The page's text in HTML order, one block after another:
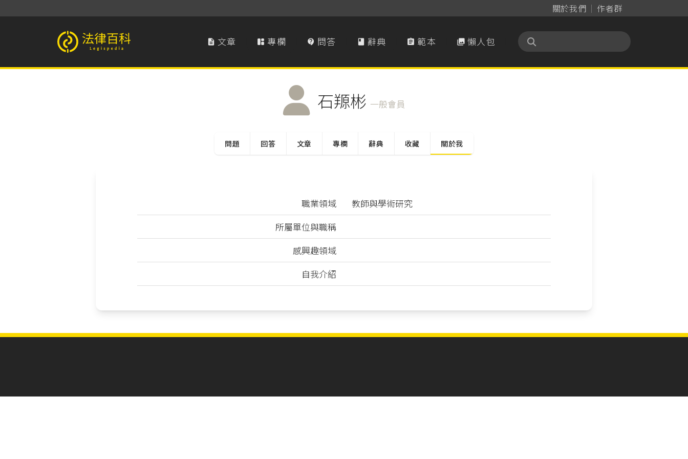
關於我們 作者群
法律百科 Legispedia  文章  專欄  問答  辭典  範本  懶人包
石羱彬 一般會員
問題 回答 文章 專欄 辭典 收藏 關於我
職業領域
教師與學術研究
所屬單位與職稱
感興趣領域
自我介紹